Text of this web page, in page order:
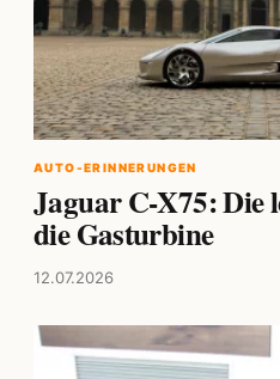
AUTO-ERINNERUNGEN
Jaguar C-X75: Die
die Gasturbine
12.07.2026